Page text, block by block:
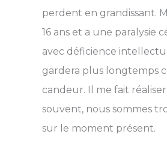
perdent en grandissant.
16 ans et a une paralysie
avec déficience
gardera plus longtemps
candeur. Il me fait
souvent, nous sommes
sur le moment présent.